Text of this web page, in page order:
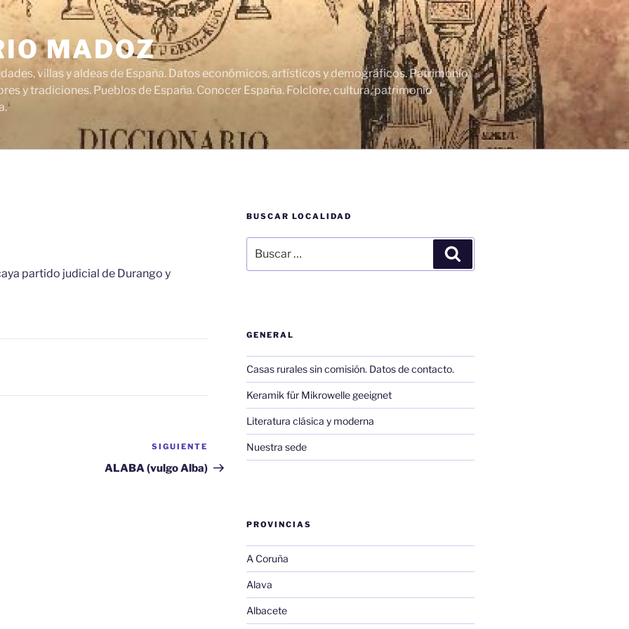
MADOZ
villas y aldeas de España. Datos económicos, artísticos y demográficos. Patrimonio
y tradiciones. Pueblos de España. Conocer España. Folclore, cultura, patrimonio
partido judicial de Durango y
Siguiente
entrada
SIGUIENTE
ALABA (vulgo Alba)
BUSCAR LOCALIDAD
por:
GENERAL
Casas rurales sin comisión. Datos de contacto.
Keramik für Mikrowelle geeignet
Literatura clásica y moderna
Nuestra sede
PROVINCIAS
A Coruña
Alava
Albacete